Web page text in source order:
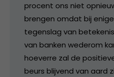
procent ons niet
brengen omdat bij
tegenslag van
van banken wederom
hoeverre zal de
beurs blijvend van aard